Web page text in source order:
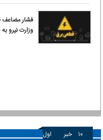
فشار مضاعف
وزارت نیرو
۱۰ خبر اول